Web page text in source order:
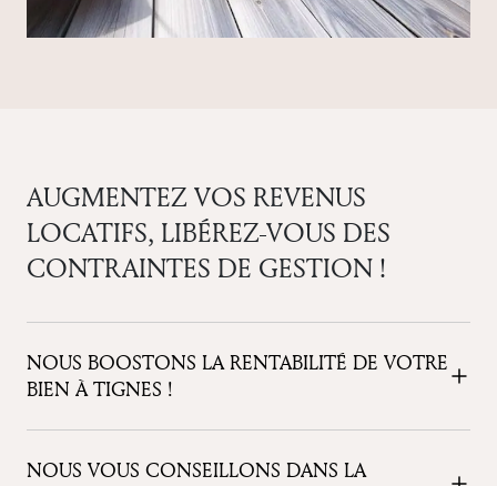
AUGMENTEZ VOS REVENUS
LOCATIFS, LIBÉREZ-VOUS DES
CONTRAINTES DE GESTION !
NOUS BOOSTONS LA RENTABILITÉ DE VOTRE
BIEN À TIGNES !
NOUS VOUS CONSEILLONS DANS LA